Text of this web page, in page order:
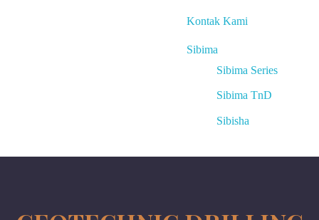
Kontak Kami
Sibima
Sibima Series
Sibima TnD
Sibisha